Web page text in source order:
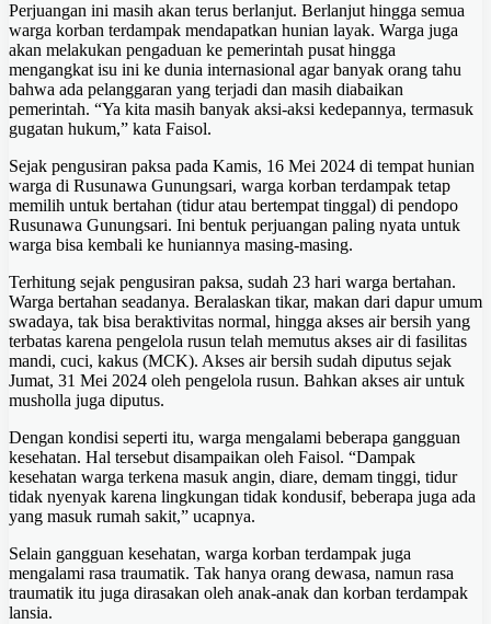
Perjuangan ini masih akan terus berlanjut. Berlanjut hingga semua
warga korban terdampak mendapatkan hunian layak. Warga juga
akan melakukan pengaduan ke pemerintah pusat hingga
mengangkat isu ini ke dunia internasional agar banyak orang tahu
bahwa ada pelanggaran yang terjadi dan masih diabaikan
pemerintah. “Ya kita masih banyak aksi-aksi kedepannya, termasuk
gugatan hukum,” kata Faisol.
Sejak pengusiran paksa pada Kamis, 16 Mei 2024 di tempat hunian
warga di Rusunawa Gunungsari, warga korban terdampak tetap
memilih untuk bertahan (tidur atau bertempat tinggal) di pendopo
Rusunawa Gunungsari. Ini bentuk perjuangan paling nyata untuk
warga bisa kembali ke huniannya masing-masing.
Terhitung sejak pengusiran paksa, sudah 23 hari warga bertahan.
Warga bertahan seadanya. Beralaskan tikar, makan dari dapur umum
swadaya, tak bisa beraktivitas normal, hingga akses air bersih yang
terbatas karena pengelola rusun telah memutus akses air di fasilitas
mandi, cuci, kakus (MCK). Akses air bersih sudah diputus sejak
Jumat, 31 Mei 2024 oleh pengelola rusun. Bahkan akses air untuk
musholla juga diputus.
Dengan kondisi seperti itu, warga mengalami beberapa gangguan
kesehatan. Hal tersebut disampaikan oleh Faisol. “Dampak
kesehatan warga terkena masuk angin, diare, demam tinggi, tidur
tidak nyenyak karena lingkungan tidak kondusif, beberapa juga ada
yang masuk rumah sakit,” ucapnya.
Selain gangguan kesehatan, warga korban terdampak juga
mengalami rasa traumatik. Tak hanya orang dewasa, namun rasa
traumatik itu juga dirasakan oleh anak-anak dan korban terdampak
lansia.